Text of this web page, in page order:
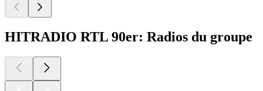
HITRADIO RTL 90er: Radios du groupe